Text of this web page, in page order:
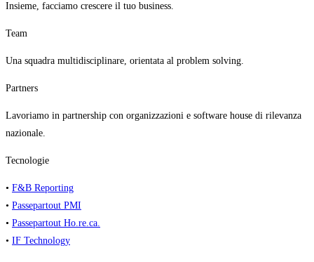
Insieme, facciamo crescere il tuo business.
Team
Una squadra multidisciplinare, orientata al problem solving.
Partners
Lavoriamo in partnership con organizzazioni e software house di rilevanza
nazionale.
Tecnologie
• F&B Reporting
• Passepartout PMI
• Passepartout Ho.re.ca.
• IF Technology